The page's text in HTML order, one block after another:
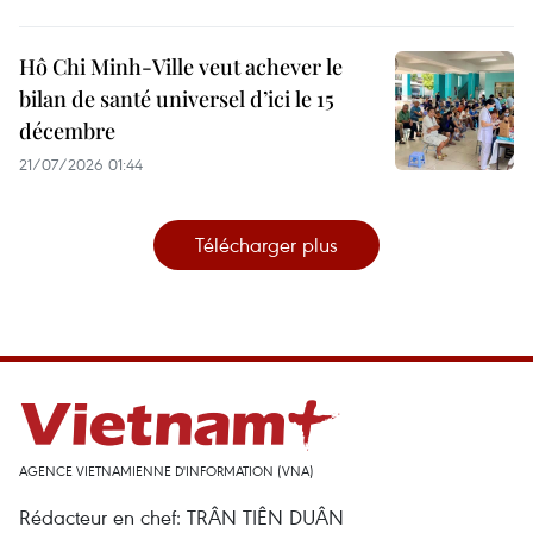
Hô Chi Minh-Ville veut achever le
bilan de santé universel d’ici le 15
décembre
21/07/2026 01:44
Télécharger plus
AGENCE VIETNAMIENNE D'INFORMATION (VNA)
Rédacteur en chef: TRÂN TIÊN DUÂN